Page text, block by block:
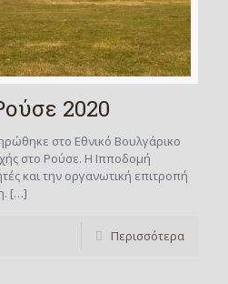
2020
στο Εθνικό Βουλγάρικο
στο Ρούσε. Η Ιπποδομή
και την οργανωτική επιτροπή
[…]
Περισσότερα